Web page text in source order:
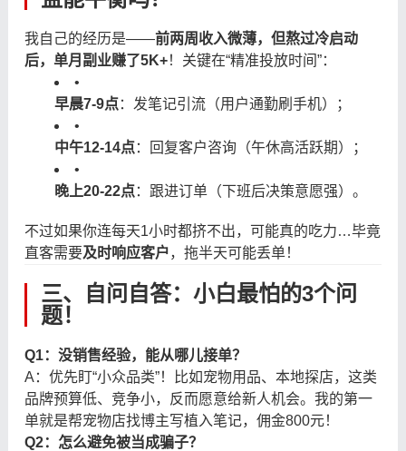
我自己的经历是——前两周收入微薄，但熬过冷启动
后，单月副业赚了5K+！关键在“精准投放时间”：
•
早晨7-9点：发笔记引流（用户通勤刷手机）；
•
中午12-14点：回复客户咨询（午休高活跃期）；
•
晚上20-22点：跟进订单（下班后决策意愿强）。
不过如果你连每天1小时都挤不出，可能真的吃力…毕竟
直客需要及时响应客户，拖半天可能丢单！
三、自问自答：小白最怕的3个问
题！
Q1：没销售经验，能从哪儿接单？
A：优先盯“小众品类”！比如宠物用品、本地探店，这类
品牌预算低、竞争小，反而愿意给新人机会。我的第一
单就是帮宠物店找博主写植入笔记，佣金800元！
Q2：怎么避免被当成骗子？